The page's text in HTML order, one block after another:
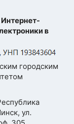
Работает
чистый.
что так
все пломбы
доволен
в
городским
ул.